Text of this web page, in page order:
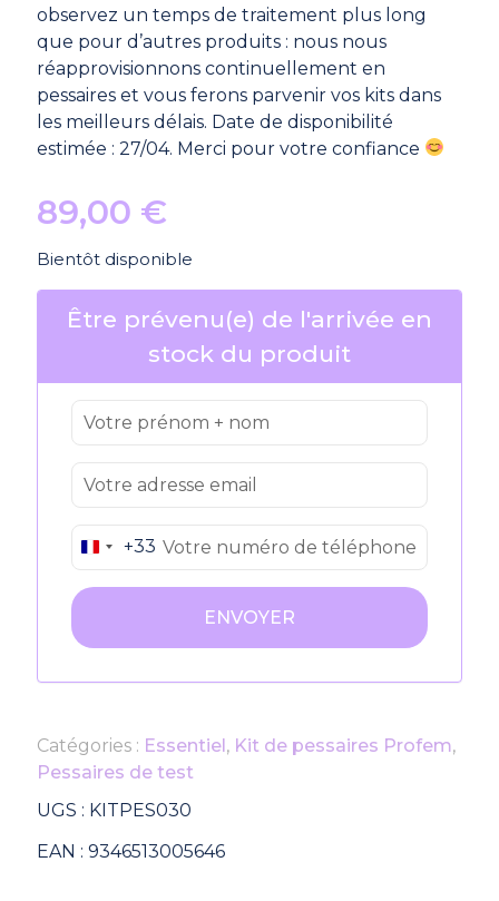
observez un temps de traitement plus long
que pour d’autres produits : nous nous
réapprovisionnons continuellement en
pessaires et vous ferons parvenir vos kits dans
les meilleurs délais. Date de disponibilité
estimée : 27/04. Merci pour votre confiance
89,00 €
Bientôt disponible
Être prévenu(e) de l'arrivée en
stock du produit
France
+33
EAN : 9346513005646
UGS : KITPES030
Catégories : Essentiel, Kit de pessaires Profem,
Pessaires de test